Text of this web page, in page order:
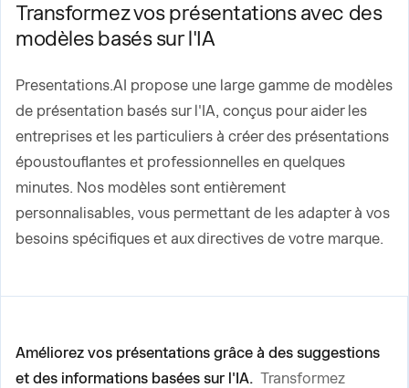
Transformez vos présentations avec des
modèles basés sur l'IA
Presentations.AI propose une large gamme de modèles
de présentation basés sur l'IA, conçus pour aider les
entreprises et les particuliers à créer des présentations
époustouflantes et professionnelles en quelques
minutes. Nos modèles sont entièrement
personnalisables, vous permettant de les adapter à vos
besoins spécifiques et aux directives de votre marque.
Améliorez vos présentations grâce à des suggestions
et des informations basées sur l'IA. Transformez